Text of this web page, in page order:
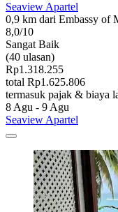
Seaview Apartel
0,9 km dari Embassy of
8,0/10
Sangat Baik
(40 ulasan)
Rp1.318.255
total Rp1.625.806
termasuk pajak & biaya
8 Agu - 9 Agu
Seaview Apartel